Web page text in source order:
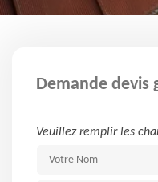
Demande devis
Veuillez remplir les